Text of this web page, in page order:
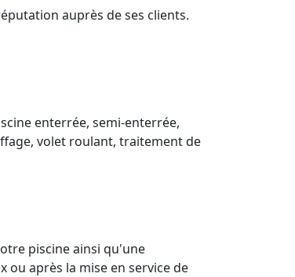
auprès de ses clients.
enterrée, semi-enterrée,
volet roulant, traitement de
piscine ainsi qu'une
ou après la mise en service de